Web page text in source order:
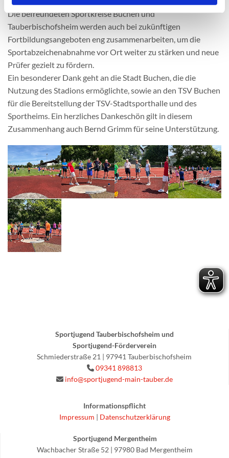
Die befreundeten Sportkreise Buchen und
Tauberbischofsheim werden auch bei zukünftigen
Fortbildungsangeboten eng zusammenarbeiten, um die
Sportabzeichenabnahme vor Ort weiter zu stärken und neue
Prüfer gezielt zu fördern.
Ein besonderer Dank geht an die Stadt Buchen, die die
Nutzung des Stadions ermöglichte, sowie an den TSV Buchen
für die Bereitstellung der TSV-Stadtsporthalle und des
Sportheims. Ein herzliches Dankeschön gilt in diesem
Zusammenhang auch Bernd Grimm für seine Unterstützung.
Sportjugend Tauberbischofsheim und
Sportjugend-Förderverein
Schmiederstraße 21 | 97941 Tauberbischofsheim
 09341 898813
 info@sportjugend-main-tauber.de
Informationspflicht
Impressum | Datenschutzerklärung
Sportjugend Mergentheim
Wachbacher Straße 52 | 97980 Bad Mergentheim